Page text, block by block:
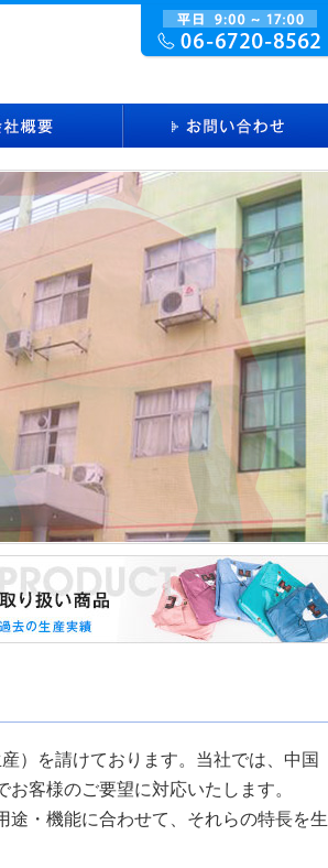
）を請けております。当社では、中国
客様のご要望に対応いたします。
途・機能に合わせて、それらの特長を生